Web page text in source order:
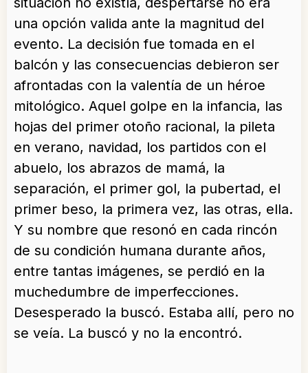
una opción valida ante la magnitud del
evento. La decisión fue tomada en el
balcón y las consecuencias debieron ser
afrontadas con la valentía de un héroe
mitológico. Aquel golpe en la infancia, las
hojas del primer otoño racional, la pileta
en verano, navidad, los partidos con el
abuelo, los abrazos de mamá, la
separación, el primer gol, la pubertad, el
primer beso, la primera vez, las otras, ella.
Y su nombre que resonó en cada rincón
de su condición humana durante años,
entre tantas imágenes, se perdió en la
muchedumbre de imperfecciones.
Desesperado la buscó. Estaba allí, pero no
se veía. La buscó y no la encontró.